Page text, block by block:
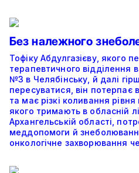
Без належного
Тофіку Абдулгазієву, якого
терапевтичного відділення
№3 в Челябінську, й далі
пересуватися, він потерпає
та має різкі коливання
якого тримають в обласній
Архангельській області,
меддопомоги й
онкологічне захворювання